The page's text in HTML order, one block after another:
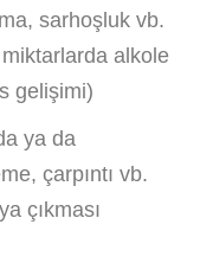
sarhoşluk vb.
alkole
gelişimi)
ya da
çarpıntı vb.
çıkması